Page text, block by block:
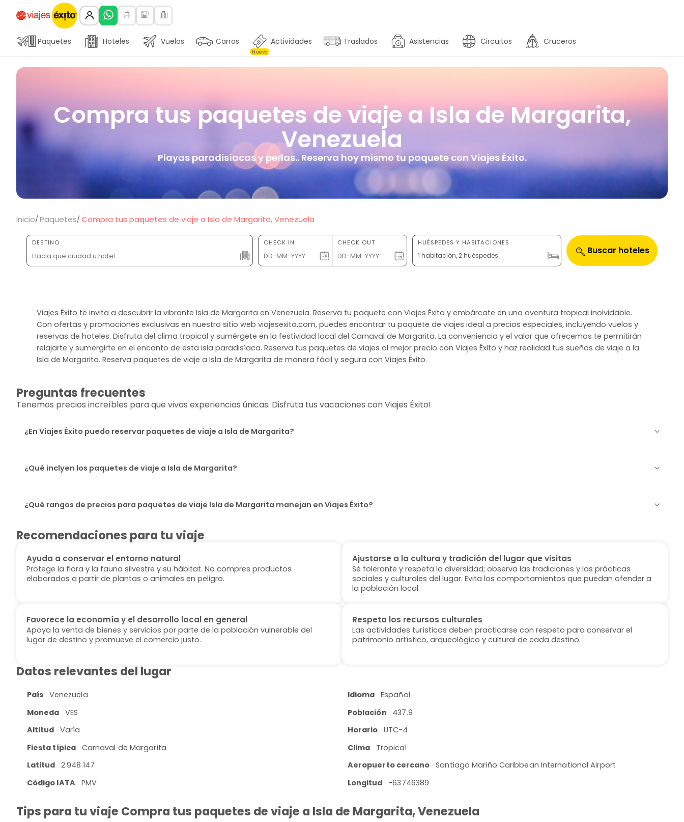
Paquetes Hoteles Vuelos Carros Actividades
Nuevo
Traslados Asistencias Circuitos Cruceros
Compra tus paquetes de viaje a Isla de Margarita,
Venezuela
Playas paradisíacas y perlas.. Reserva hoy mismo tu paquete con Viajes Éxito.
Inicio Paquetes Compra tus paquetes de viaje a Isla de Margarita, Venezuela
DESTINO CHECK IN CHECK OUT HUÉSPEDES Y HABITACIONES
1 habitación, 2 huéspedes Buscar hoteles
Viajes Éxito te invita a descubrir la vibrante Isla de Margarita en Venezuela. Reserva tu paquete con Viajes Éxito y embárcate en una aventura tropical inolvidable.
Con ofertas y promociones exclusivas en nuestro sitio web viajesexito.com, puedes encontrar tu paquete de viajes ideal a precios especiales, incluyendo vuelos y
reservas de hoteles. Disfruta del clima tropical y sumérgete en la festividad local del Carnaval de Margarita. La conveniencia y el valor que ofrecemos te permitirán
relajarte y sumergirte en el encanto de esta isla paradisíaca. Reserva tus paquetes de viajes al mejor precio con Viajes Éxito y haz realidad tus sueños de viaje a la
Isla de Margarita. Reserva paquetes de viaje a Isla de Margarita de manera fácil y segura con Viajes Éxito.
Preguntas frecuentes
Tenemos precios increíbles para que vivas experiencias únicas. Disfruta tus vacaciones con Viajes Éxito!
¿En Viajes Éxito puedo reservar paquetes de viaje a Isla de Margarita?
¿Qué inclyen los paquetes de viaje a Isla de Margarita?
¿Qué rangos de precios para paquetes de viaje Isla de Margarita manejan en Viajes Éxito?
Recomendaciones para tu viaje
Ayuda a conservar el entorno natural
Protege la flora y la fauna silvestre y su hábitat. No compres productos
elaborados a partir de plantas o animales en peligro.
Ajustarse a la cultura y tradición del lugar que visitas
Sé tolerante y respeta la diversidad; observa las tradiciones y las prácticas
sociales y culturales del lugar. Evita los comportamientos que puedan ofender a
la población local.
Favorece la economía y el desarrollo local en general
Apoya la venta de bienes y servicios por parte de la población vulnerable del
lugar de destino y promueve el comercio justo.
Respeta los recursos culturales
Las actividades turísticas deben practicarse con respeto para conservar el
patrimonio artístico, arqueológico y cultural de cada destino.
Datos relevantes del lugar
País Venezuela Idioma Español
Moneda VES Población
437.9
Altitud
Varía Horario
UTC-4
Fiesta típica Carnaval de Margarita Clima
Tropical
Latitud
2.948.147 Aeropuerto cercano
Santiago Mariño Caribbean International Airport
Código IATA
PMV Longitud -63746389
Tips para tu viaje Compra tus paquetes de viaje a Isla de Margarita, Venezuela